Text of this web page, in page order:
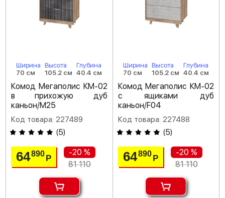
Ширина
70 см
Высота
105.2 см
Глубина
40.4 см
Комод Мегаполис КМ-02
в прихожую дуб
каньон/M25
Код товара: 227489
(5)
64890 Р
-20 %
81 110
Ширина
70 см
Высота
105.2 см
Глубина
40.4 см
Комод Мегаполис КМ-02
с ящиками дуб
каньон/F04
Код товара: 227488
(5)
64890 Р
-20 %
81 110